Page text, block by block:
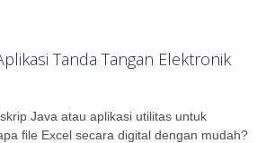
Tanda Tangan Elektronik
Java atau aplikasi utilitas untuk
file Excel secara digital dengan mudah?